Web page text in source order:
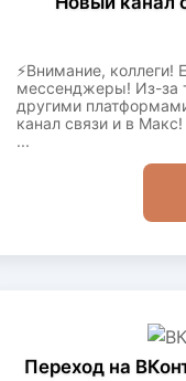
⚡️Внимание,
мессенджеры! Из-за
другими
канал связи и в
...
Переход на